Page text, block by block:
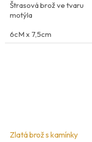
Štrasová brož ve tvaru
motýla
6cM x 7,5cm
Zlatá brož s kamínky